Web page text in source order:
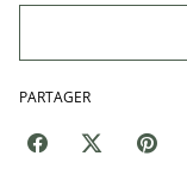
PARTAGER